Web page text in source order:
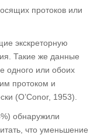
протоков или
экскреторную
Такие же данные
одного или обоих
протоком и
(O’Conor, 1953).
обнаружили
что уменьшение